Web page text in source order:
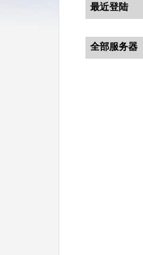
最近登陆
全部服务器